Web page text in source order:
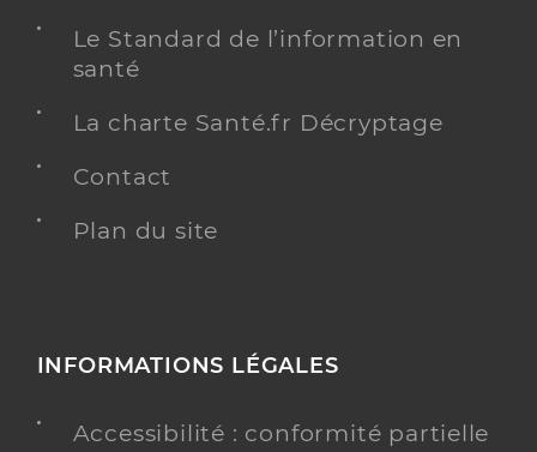
Le Standard de l’information en
santé
La charte Santé.fr Décryptage
Contact
Plan du site
INFORMATIONS LÉGALES
Accessibilité : conformité partielle